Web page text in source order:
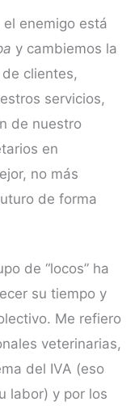
enemigo está
y cambiemos la
clientes,
servicios,
de nuestro
en
no más
de forma
de “locos” ha
su tiempo y
Me refiero
veterinarias,
del IVA (eso
labor) y por los